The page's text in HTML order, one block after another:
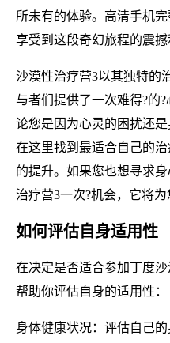
所未有的体验。高清手机
享受到这段奇幻旅程的震撼
沙漠性治疗营3以其独特的
与者们提供了一次难得?的
论您是因为心灵的困扰还
在这里找到最适合自己的
的提升。如果您也想寻求
治疗营3一次?机会，它将
如何评估自身适用性
在决定是否适合参加丁度
帮助你评估自身的适用性：
身体健康状况：评估自己